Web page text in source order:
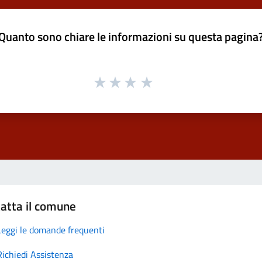
sono chiare le informazioni su questa
il comune
le domande frequenti
Assistenza